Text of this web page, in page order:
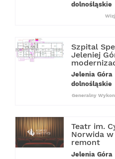
dolnośląskie
Szpital
Jeleniej
Jelenia Góra
dolnośląskie
Generalny
Teatr im.
Norwida
remont
Jelenia Góra